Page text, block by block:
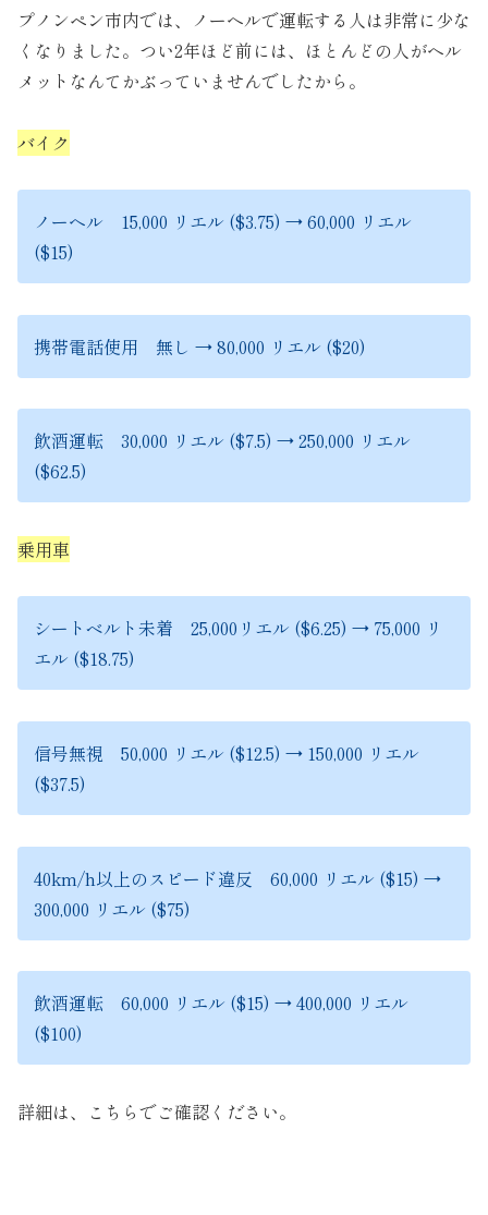
プノンペン市内では、ノーヘルで運転する人は非常に少な
くなりました。つい2年ほど前には、ほとんどの人がヘル
メットなんてかぶっていませんでしたから。
バイク
ノーヘル 15,000 リエル ($3.75) → 60,000 リエル
($15)
携帯電話使用 無し → 80,000 リエル ($20)
飲酒運転 30,000 リエル ($7.5) → 250,000 リエル
($62.5)
乗用車
シートベルト未着 25,000リエル ($6.25) → 75,000 リ
エル ($18.75)
信号無視 50,000 リエル ($12.5) → 150,000 リエル
($37.5)
40km/h以上のスピード違反 60,000 リエル ($15) →
300,000 リエル ($75)
飲酒運転 60,000 リエル ($15) → 400,000 リエル
($100)
詳細は、こちらでご確認ください。